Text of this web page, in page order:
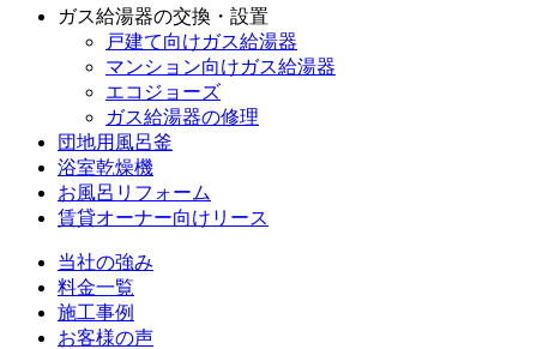
ガス給湯器の交換・設置
戸建て向けガス給湯器
マンション向けガス給湯器
エコジョーズ
ガス給湯器の修理
団地用風呂釜
浴室乾燥機
お風呂リフォーム
賃貸オーナー向けリース
当社の強み
料金一覧
施工事例
お客様の声